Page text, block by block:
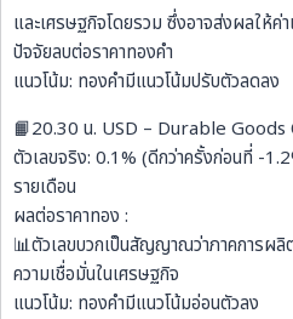
และเศรษฐกิจโดยรวม ซึ่งอาจส่งผลให้ค่
ปัจจัยลบต่อราคาทองคำ
แนวโน้ม: ทองคำมีแนวโน้มปรับตัวลดลง
📙20.30 น. USD – Durable
ตัวเลขจริง: 0.1% (ดีกว่าครั้งก่อนที่ -
รายเดือน
ผลต่อราคาทอง :
📊ตัวเลขบวกเป็นสัญญาณว่าภาคการผ
ความเชื่อมั่นในเศรษฐกิจ
แนวโน้ม: ทองคำมีแนวโน้มอ่อนตัวลง